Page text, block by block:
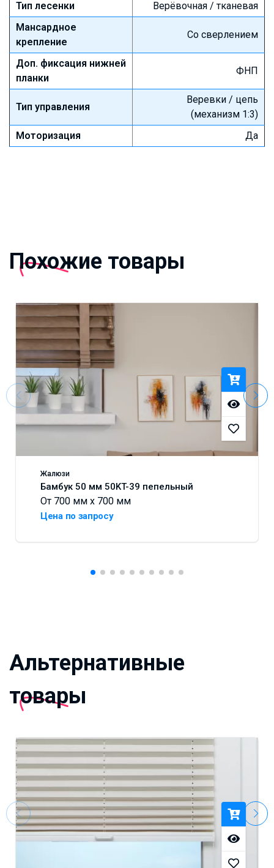
Тип лесенки
Верёвочная / тканевая
Мансардное
крепление
Со сверлением
Доп. фиксация нижней
планки
ФНП
Тип управления
Веревки / цепь
(механизм 1:3)
Моторизация
Да
Похожие товары
Жалюзи
Бамбук 50 мм 50KT-39 пепельный
От 700 мм x 700 мм
Цена по запросу
Альтернативные
товары